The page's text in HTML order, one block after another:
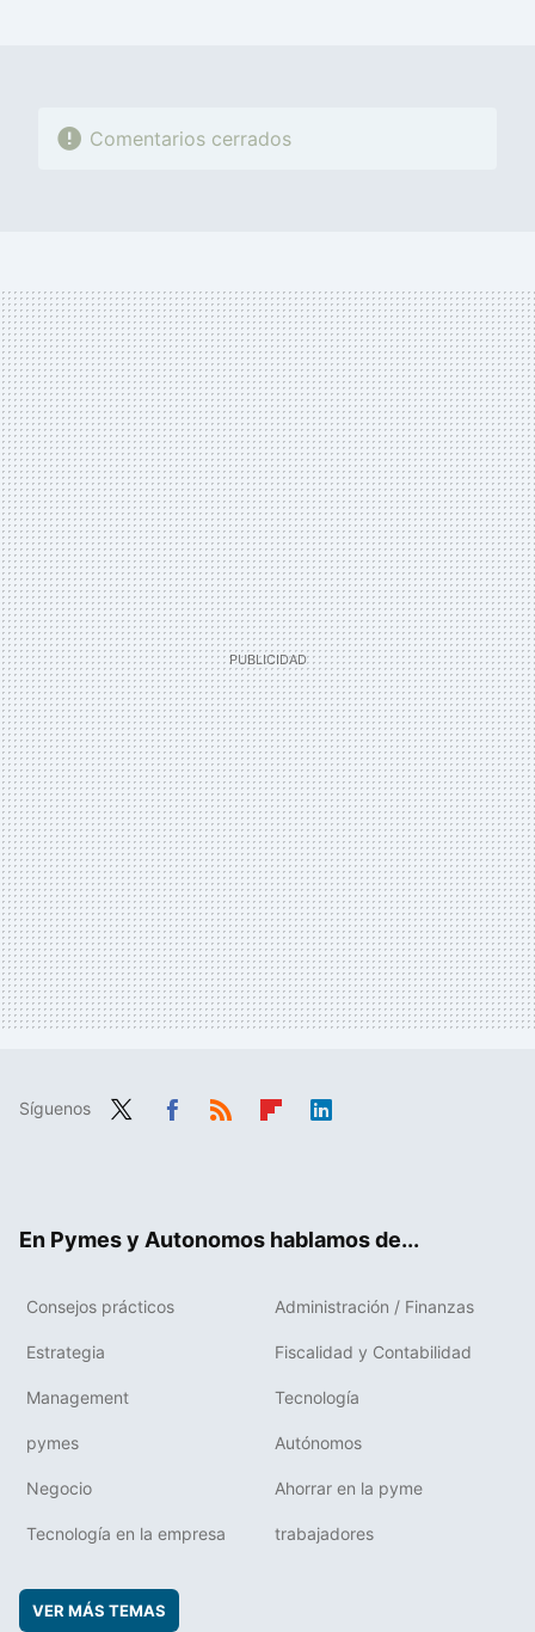
Comentarios cerrados
Síguenos
En Pymes y Autonomos hablamos de...
Consejos prácticos Administración / Finanzas
Estrategia Fiscalidad y Contabilidad
Management Tecnología
pymes Autónomos
Negocio Ahorrar en la pyme
Tecnología en la empresa trabajadores
VER MÁS TEMAS